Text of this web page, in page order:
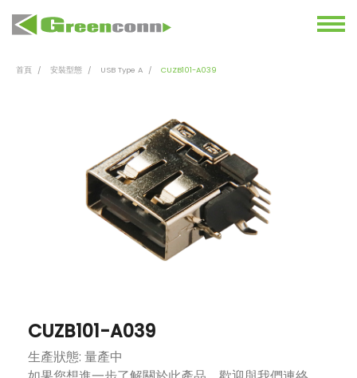
首頁 安裝型態 USB Type A CUZB101-A039
CUZB101-A039
生產狀態: 量產中